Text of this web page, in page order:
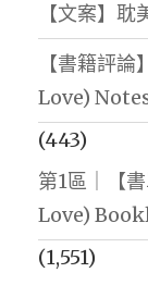
【文案】耽
【書籍評
Love)
(443)
第1區｜【
Love)
(1,551)